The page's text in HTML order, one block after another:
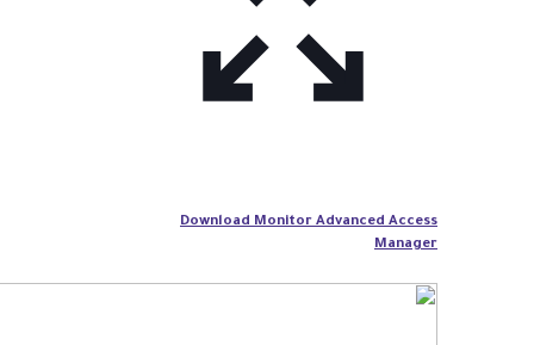
Download Monitor Advanced Access
Manager